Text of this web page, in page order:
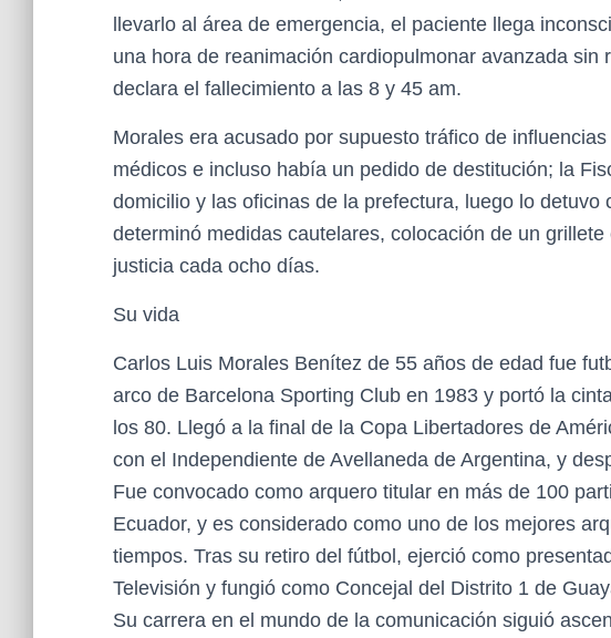
llevarlo al área de emergencia, el paciente llega
una hora de reanimación cardiopulmonar avanzada sin
declara el fallecimiento a las 8 y 45 am.
Morales era acusado por supuesto tráfico de
médicos e incluso había un pedido de destitución; la
domicilio y las oficinas de la prefectura, luego lo detuvo
determinó medidas cautelares, colocación de un
justicia cada ocho días.
Su vida
Carlos Luis Morales Benítez de 55 años de edad fue
arco de Barcelona Sporting Club en 1983 y portó la
los 80. Llegó a la final de la Copa Libertadores de
con el Independiente de Avellaneda de Argentina, y
Fue convocado como arquero titular en más de 100
Ecuador, y es considerado como uno de los mejores
tiempos. Tras su retiro del fútbol, ejerció como
Televisión y fungió como Concejal del Distrito 1 de
Su carrera en el mundo de la comunicación siguió